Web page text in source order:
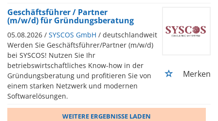
Geschäftsführer / Partner
(m/w/d) für Gründungsberatung
05.08.2026 / SYSCOS GmbH / deutschlandweit
Werden Sie Geschäftsführer/Partner (m/w/d)
bei SYSCOS! Nutzen Sie Ihr
betriebswirtschaftliches Know-how in der
Gründungsberatung und profitieren Sie von
einem starken Netzwerk und modernen
Softwarelösungen.
Merken
WEITERE ERGEBNISSE LADEN